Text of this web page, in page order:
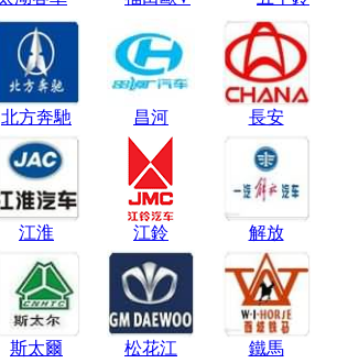
北方奔馳 昌河 長安
江淮 江鈴 解放
斯太爾 松花江 鐵馬